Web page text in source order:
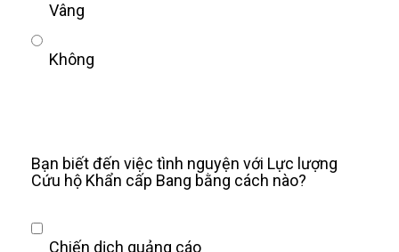
Vâng
Không
Bạn biết đến việc tình nguyện với Lực lượng
Cứu hộ Khẩn cấp Bang bằng cách nào?
Chiến dịch quảng cáo